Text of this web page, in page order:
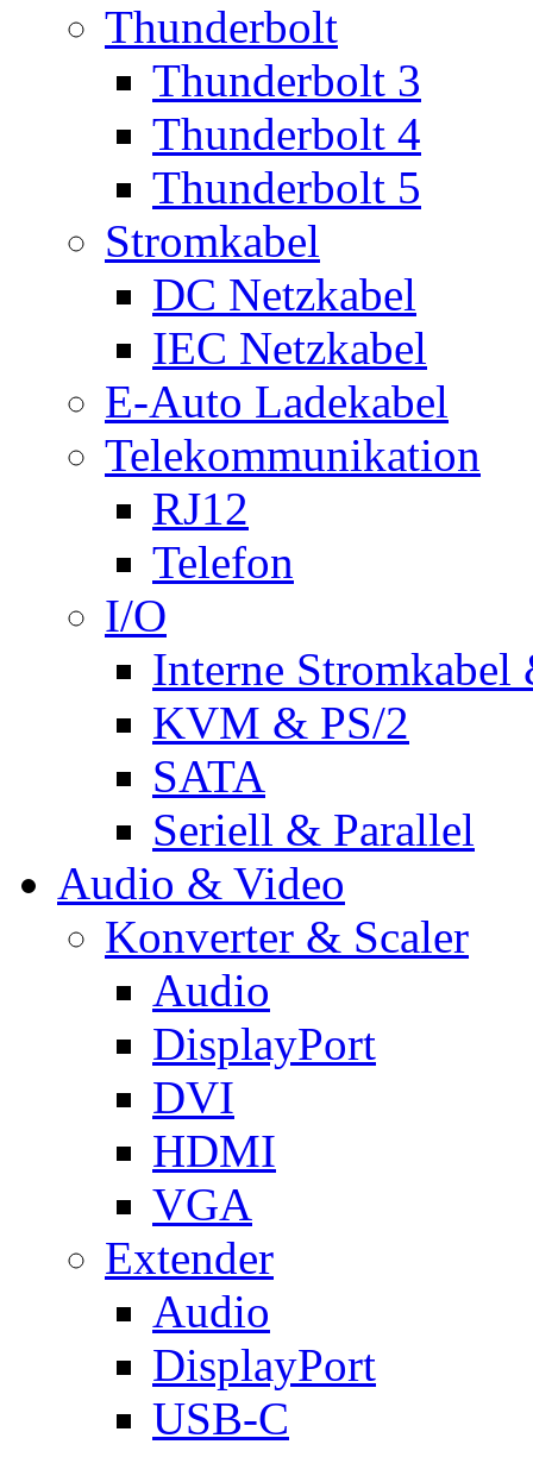
Thunderbolt
Thunderbolt 3
Thunderbolt 4
Thunderbolt 5
Stromkabel
DC Netzkabel
IEC Netzkabel
E-Auto Ladekabel
Telekommunikation
RJ12
Telefon
I/O
Interne Stromkabel
KVM & PS/2
SATA
Seriell & Parallel
Audio & Video
Konverter & Scaler
Audio
DisplayPort
DVI
HDMI
VGA
Extender
Audio
DisplayPort
USB-C